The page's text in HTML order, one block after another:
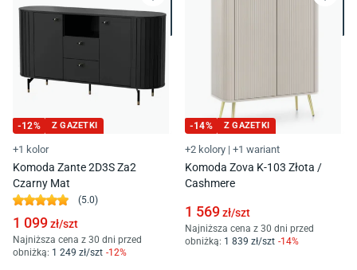
-12% Z GAZETKI
+1 kolor
Komoda Zante 2D3S Za2
Czarny Mat
(5.0)
1 099zł/szt
Najniższa cena z 30 dni przed
obniżką: 1 249 zł/szt -12%
-14% Z GAZETKI
+2 kolory | +1 wariant
Komoda Zova K-103 Złota /
Cashmere
1 569zł/szt
Najniższa cena z 30 dni przed
obniżką: 1 839 zł/szt -14%